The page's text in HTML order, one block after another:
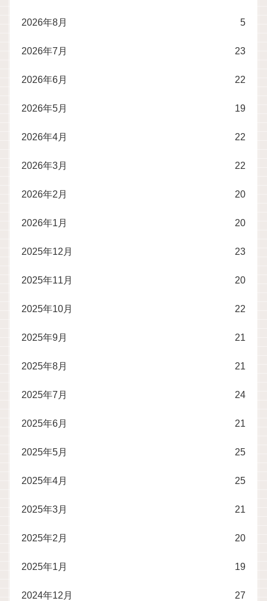
2026年8月 5
2026年7月 23
2026年6月 22
2026年5月 19
2026年4月 22
2026年3月 22
2026年2月 20
2026年1月 20
2025年12月 23
2025年11月 20
2025年10月 22
2025年9月 21
2025年8月 21
2025年7月 24
2025年6月 21
2025年5月 25
2025年4月 25
2025年3月 21
2025年2月 20
2025年1月 19
2024年12月 27